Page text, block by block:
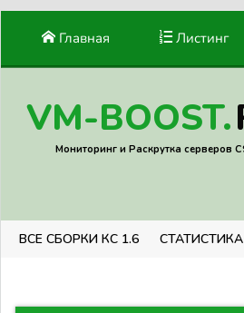
Главная Листинг
VM-BOOST.
Мониторинг и Раскрутка серверов
ВСЕ СБОРКИ КС 1.6